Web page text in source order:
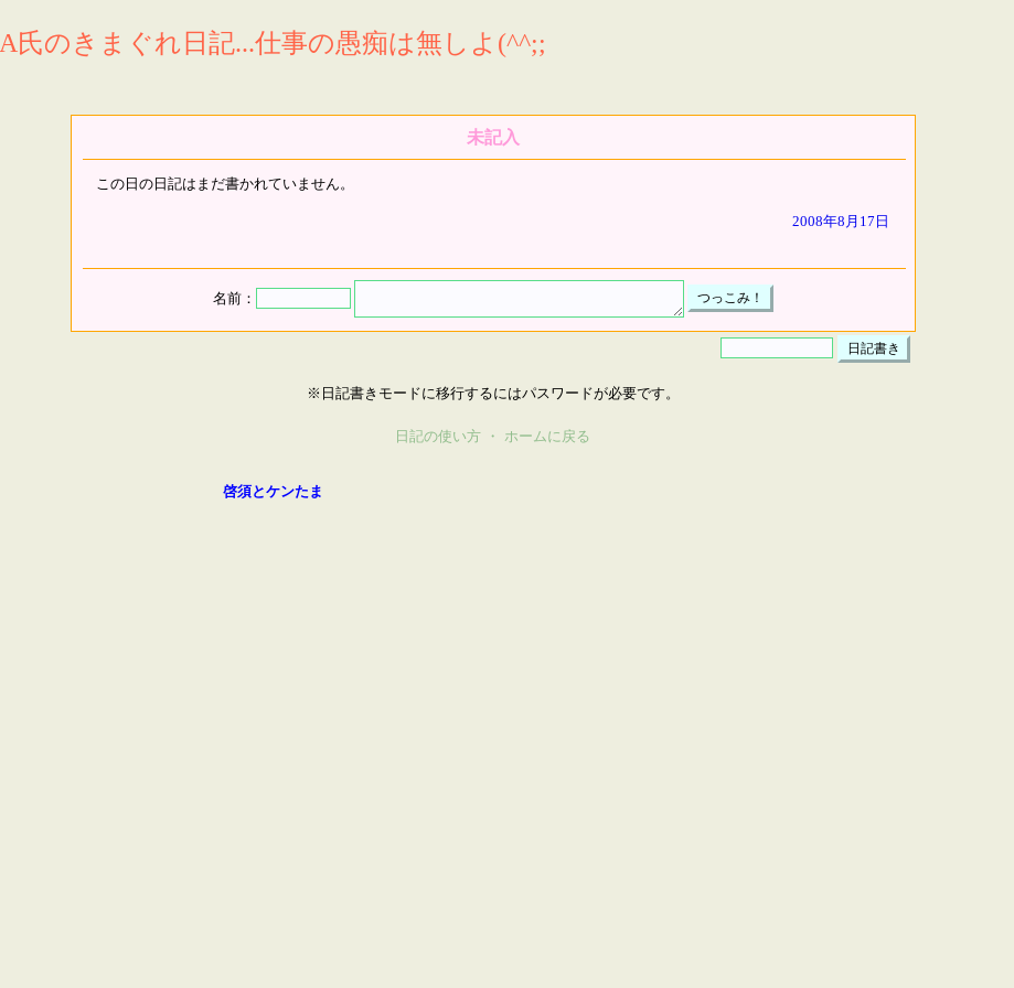
A氏のきまぐれ日記...仕事の愚痴は無しよ(^^;;
未記入
この日の日記はまだ書かれていません。
2008年8月17日
名前：
※日記書きモードに移行するにはパスワードが必要です。
日記の使い方 ・ ホームに戻る
啓須とケンたま